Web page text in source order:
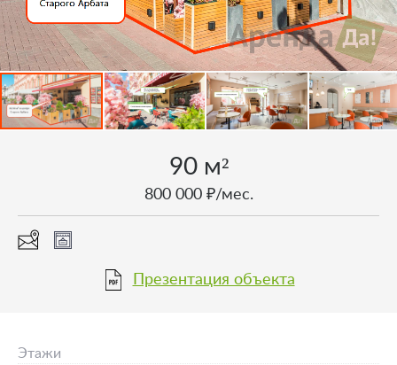
90 м²
800 000 ₽/мес.
Презентация объекта
Этажи